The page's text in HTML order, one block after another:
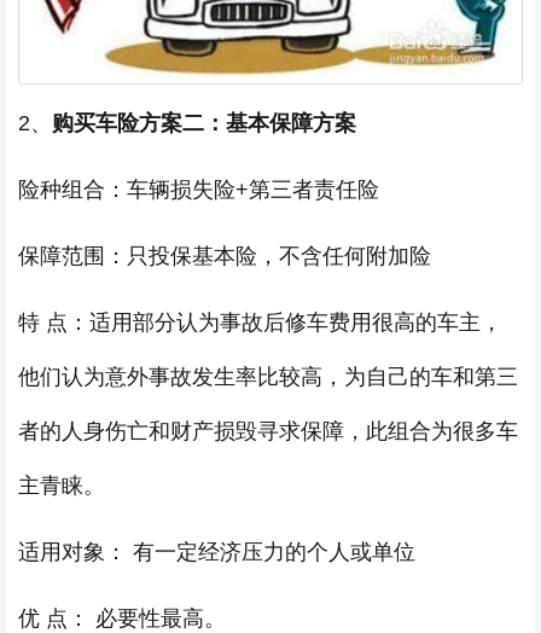
2、 购买车险方案二：基本保障方案
险种组合：车辆损失险+第三者责任险
保障范围：只投保基本险，不含任何附加险
特 点：适用部分认为事故后修车费用很高的车主，
他们认为意外事故发生率比较高，为自己的车和第三
者的人身伤亡和财产损毁寻求保障，此组合为很多车
主青睐。
适用对象： 有一定经济压力的个人或单位
优 点： 必要性最高。